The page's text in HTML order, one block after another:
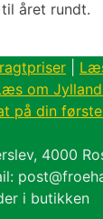
året rundt.
om
på din
4000
i butikken